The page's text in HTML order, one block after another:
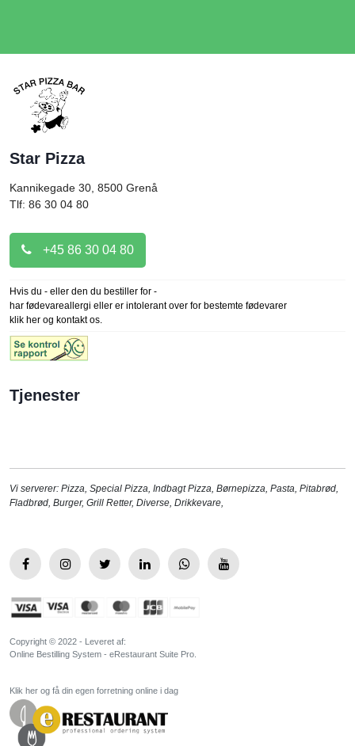
Star Pizza
Kannikegade 30, 8500 Grenå
Tlf: 86 30 04 80
+45 86 30 04 80
Hvis du - eller den du bestiller for -
har fødevareallergi eller er intolerant over for bestemte fødevarer
klik her og kontakt os.
Tjenester
Vi serverer: Pizza, Special Pizza, Indbagt Pizza, Børnepizza, Pasta, Pitabrød,
Fladbrød, Burger, Grill Retter, Diverse, Drikkevare,
Copyright © 2022 - Leveret af:
Online Bestilling System - eRestaurant Suite Pro.
Klik her og få din egen forretning online i dag